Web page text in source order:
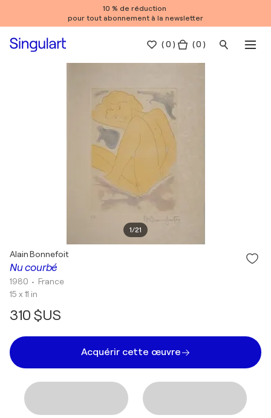
10 % de réduction
pour tout abonnement à la newsletter
(0 ) ( 0 )
1/21
Nu courbé
Alain Bonnefoit
1980 • France
15 x 11 in
310 $US
Acquérir cette œuvre